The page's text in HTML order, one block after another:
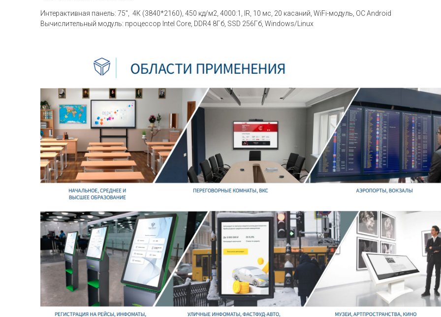
Интерактивная панель: 75", 4К (3840*2160), 450 кд/м2, 4000:1, IR, 10 мс, 20 касаний, WiFi-модуль, ОС Android
Вычислительный модуль: процессор Intel Core, DDR4 8Гб, SSD 256Гб, Windows/Linux